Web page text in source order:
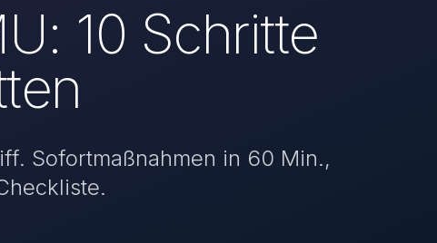
10 Schritte
Sofortmaßnahmen in 60 Min.,